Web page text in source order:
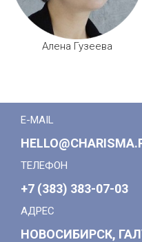
Алена Гузеева
E-MAIL
ТЕЛЕФОН
+7 (383) 383-07-03
АДРЕС
НОВОСИБИРСК,